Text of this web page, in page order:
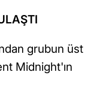
grubun üst
Midnight'ın